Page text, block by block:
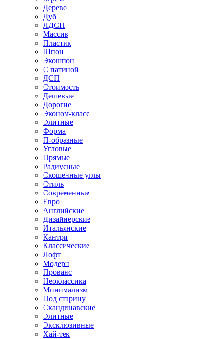
Дерево
Дуб
ЛДСП
Массив
Пластик
Шпон
Экошпон
С патиной
ДСП
Стоимость
Дешевые
Дорогие
Эконом-класс
Элитные
Форма
П-образные
Угловые
Прямые
Радиусные
Скошенные углы
Стиль
Современные
Евро
Английские
Дизайнерские
Итальянские
Кантри
Классические
Лофт
Модерн
Прованс
Неоклассика
Минимализм
Под старину
Скандинавские
Элитные
Эксклюзивные
Хай-тек